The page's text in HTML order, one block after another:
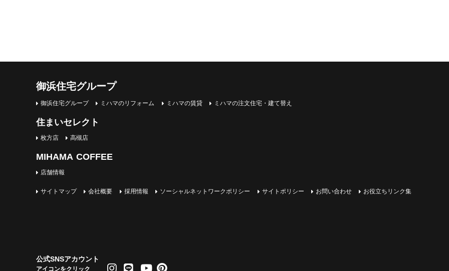
御浜住宅グループ
御浜住宅グループ ミハマのリフォーム ミハマの賃貸 ミハマの注文住宅・建て替え
住まいセレクト
枚方店 高槻店
MIHAMA COFFEE
店舗情報
サイトマップ 会社概要 採用情報 ソーシャルネットワークポリシー サイトポリシー お問い合わせ お役立ちリンク集
公式SNSアカウント
アイコンをクリック